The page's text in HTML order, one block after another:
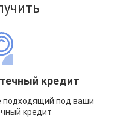
кредит
подходящий под ваши
кредит